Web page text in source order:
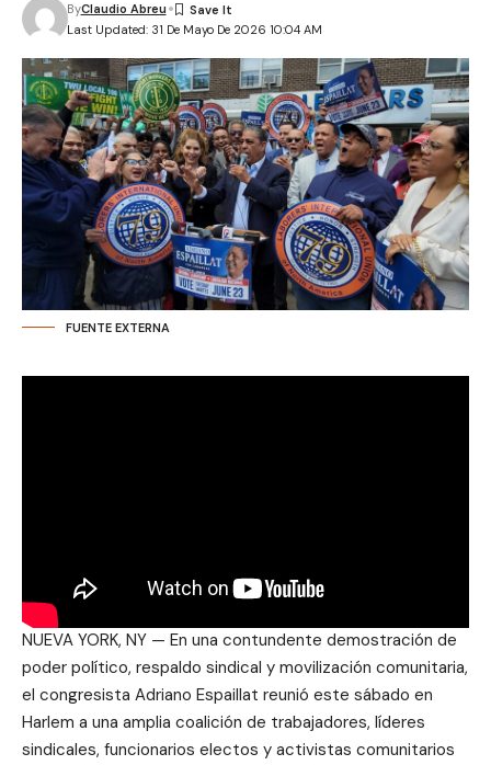
Last Updated: 31 De Mayo De 2026 10:04 AM
ByClaudio Abreu
FUENTE EXTERNA
NUEVA YORK, NY — En una contundente demostración de
poder político, respaldo sindical y movilización comunitaria,
el congresista Adriano Espaillat reunió este sábado en
Harlem a una amplia coalición de trabajadores, líderes
sindicales, funcionarios electos y activistas comunitarios